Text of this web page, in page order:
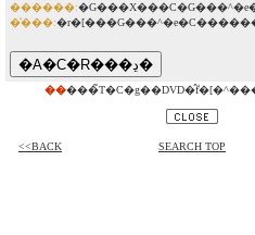
������:
�̔���:
��
<<BACK SEARCH TOP